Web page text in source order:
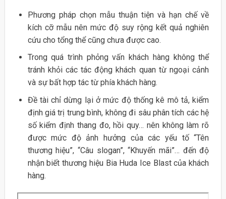
Phương pháp chọn mẫu thuận tiện và hạn chế về
kích cỡ mẫu nên mức độ suy rộng kết quả nghiên
cứu cho tổng thể cũng chưa được cao.
Trong quá trình phỏng vấn khách hàng không thể
tránh khỏi các tác động khách quan từ ngoại cảnh
và sự bất hợp tác từ phía khách hàng.
Đề tài chỉ dừng lại ở mức độ thống kê mô tả, kiểm
định giá trị trung bình, không đi sâu phân tích các hệ
số kiểm định thang đo, hồi quy… nên không làm rõ
được mức độ ảnh hưởng của các yếu tố “Tên
thương hiệu”, “Câu slogan”, “Khuyến mãi”… đến độ
nhận biết thương hiệu Bia Huda Ice Blast của khách
hàng.